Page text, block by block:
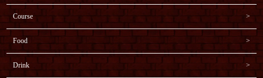
Course
Food
Drink